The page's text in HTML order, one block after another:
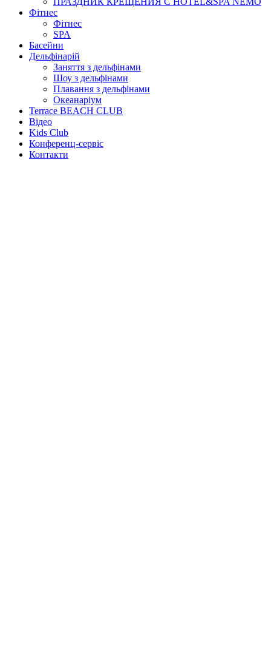
Фітнес
Фітнес
SPA
Басейни
Дельфінарій
Заняття з дельфінами
Шоу з дельфінами
Плавання з дельфінами
Океанаріум
Terrace BEACH CLUB
Відео
Kids Club
Конференц-сервіс
Контакти